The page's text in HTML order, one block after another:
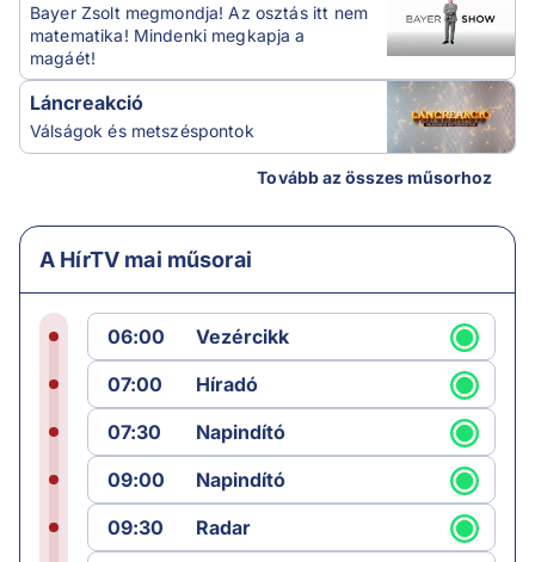
Bayer Zsolt megmondja! Az osztás itt nem
matematika! Mindenki megkapja a
magáét!
Láncreakció
Válságok és metszéspontok
Tovább az összes műsorhoz
A HírTV mai műsorai
06:00
Vezércikk
07:00
Híradó
07:30
Napindító
09:00
Napindító
09:30
Radar